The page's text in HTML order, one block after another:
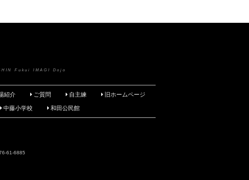
Fukui IMAGI Dojo
紹介 ご質問 自主練
旧ホームページ
中藤小学校 和田公民館
61-6885